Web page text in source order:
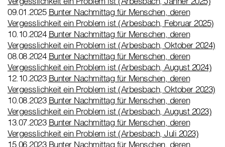
09.01.2025 Bunter Nachmittag für Menschen, deren
Vergesslichkeit ein Problem ist (Arbesbach, Februar 2025)
10.10.2024 Bunter Nachmittag für Menschen, deren
Vergesslichkeit ein Problem ist (Arbesbach, Oktober 2024)
08.08.2024 Bunter Nachmittag für Menschen, deren
Vergesslichkeit ein Problem ist (Arbesbach, August 2024)
12.10.2023 Bunter Nachmittag für Menschen, deren
Vergesslichkeit ein Problem ist (Arbesbach, Oktober 2023)
10.08.2023 Bunter Nachmittag für Menschen, deren
Vergesslichkeit ein Problem ist (Arbesbach, August 2023)
13.07.2023 Bunter Nachmittag für Menschen, deren
Vergesslichkeit ein Problem ist (Arbesbach, Juli 2023)
15.06.2023 Bunter Nachmittag für Menschen, deren